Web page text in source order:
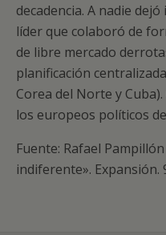
decadencia. A nadie
líder que colaboró de
de libre mercado
planificación
Corea del Norte y
los europeos políticos
Fuente: Rafael
indiferente». Expansión.